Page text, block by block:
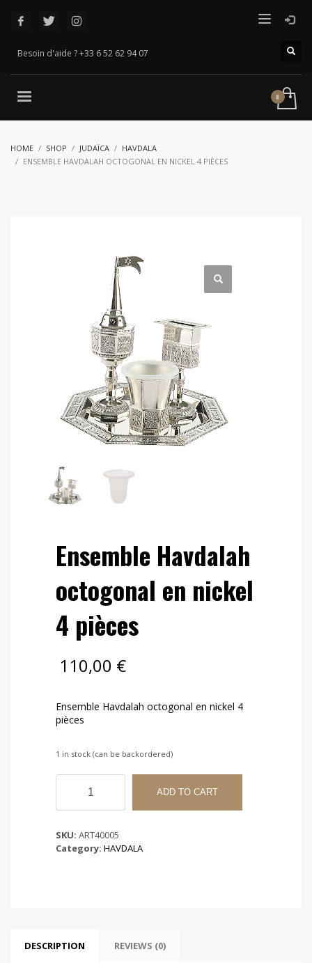
Besoin d'aide ? +33 6 52 62 94 07
HOME SHOP JUDAÏCA
HAVDALA
ENSEMBLE HAVDALAH OCTOGONAL EN NICKEL 4 PIÈCES
Ensemble Havdalah
octogonal en nickel
4 pièces
110,00 €
Ensemble Havdalah octogonal en nickel 4
pièces
1 in stock (can be backordered)
Ensemble
Havdalah
octogonal
nickel
4
ADD TO CART
SKU: ART40005
Category: HAVDALA
DESCRIPTION REVIEWS (0)